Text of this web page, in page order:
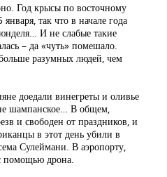
Год крысы по восточному
так что в начале года
И не слабые такие
– да «чуть» помешало.
разумных людей, чем
доедали винегреты и оливье
шампанское… В общем,
и свободен от праздников, и
в этот день убили в
Сулеймани. В аэропорту,
помощью дрона.